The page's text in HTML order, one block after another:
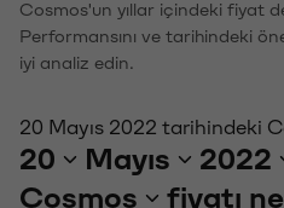
Cosmos'un yıllar içindeki fiyat
Performansını ve tarihindeki
iyi analiz edin.
20 Mayıs 2022 tarihindeki
20 Mayıs 2022
Cosmos
fiyatı